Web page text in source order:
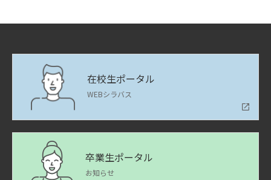
在校生ポータル
WEBシラバス
卒業生ポータル
お知らせ